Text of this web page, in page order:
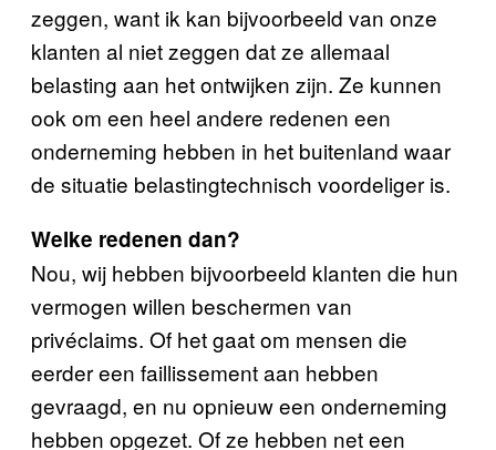
zeggen, want ik kan bijvoorbeeld van onze
klanten al niet zeggen dat ze allemaal
belasting aan het ontwijken zijn. Ze kunnen
ook om een heel andere redenen een
onderneming hebben in het buitenland waar
de situatie belastingtechnisch voordeliger is.
Welke redenen dan?
Nou, wij hebben bijvoorbeeld klanten die hun
vermogen willen beschermen van
privéclaims. Of het gaat om mensen die
eerder een faillissement aan hebben
gevraagd, en nu opnieuw een onderneming
hebben opgezet. Of ze hebben net een